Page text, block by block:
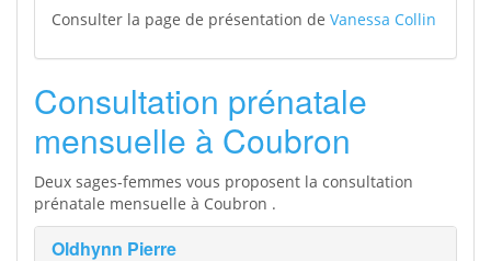
Consulter la page de présentation de Vanessa Collin
Consultation prénatale
mensuelle à Coubron
Deux sages-femmes vous proposent la consultation
prénatale mensuelle à Coubron .
Oldhynn Pierre